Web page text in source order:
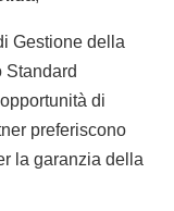
Gestione della
Standard
di
preferiscono
la garanzia della